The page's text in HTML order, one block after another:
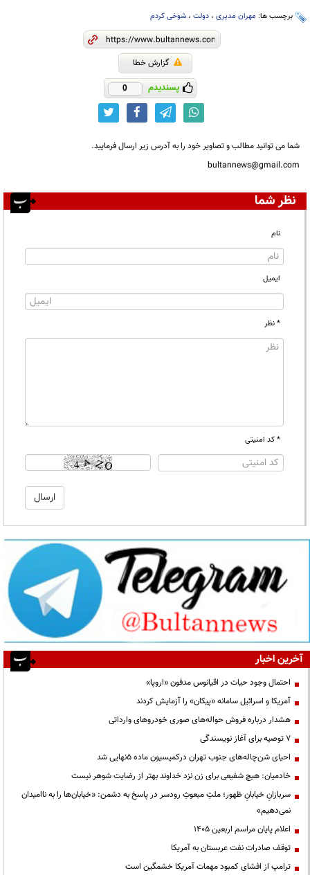
برچسب ها: مهران مدیری ، دولت ، شوخی کردم
گزارش خطا
پسندیدم 0
شما می توانید مطالب و تصاویر خود را به آدرس زیر ارسال فرمایید.
bultannews@gmail.com
نظر شما
نام
ایمیل
* نظر
* کد امنیتی
آخرین اخبار
احتمال وجود حیات در اقیانوس مدفون «اروپا»
آمریکا و اسرائیل سامانه «پیکان» را آزمایش کردند
هشدار درباره فروش حواله‌های صوری خودروهای وارداتی
۷ توصیه برای آغاز نویسندگی
احیای شن‌چاله‌های جنوب تهران درکمیسیون ماده ۵نهایی شد
خادمیان: هیچ شفیعی برای زن نزد خداوند بهتر از رضایت شوهر نیست
سربازانِ خیابانِ ظهور؛ ملتِ مبعوثِ رودسر در پاسخ به دشمن: «خیابان‌ها را به ناامیدان
نمی‌دهیم»
اعلام پایان مراسم اربعین ۱۴۰۵
توقف صادرات نفت عربستان به آمریکا
ترامپ از افشای کمبود مهمات آمریکا خشمگین است